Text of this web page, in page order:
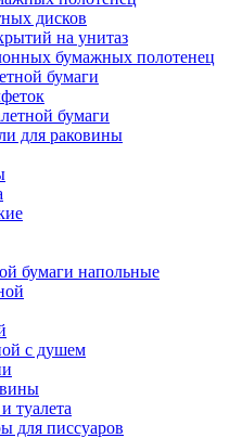
дисков
на унитаз
бумажных полотенец
бумаги
бумаги
для раковины
бумаги напольные
с душем
туалета
для писсуаров